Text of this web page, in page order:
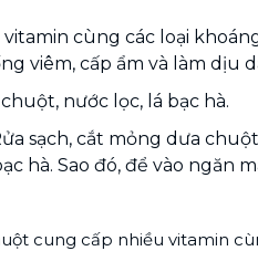
cùng các loại
viêm, cấp ẩm và làm dịu
nước lọc, lá bạc hà.
sạch, cắt mỏng dưa
hà. Sao đó, để vào ngăn